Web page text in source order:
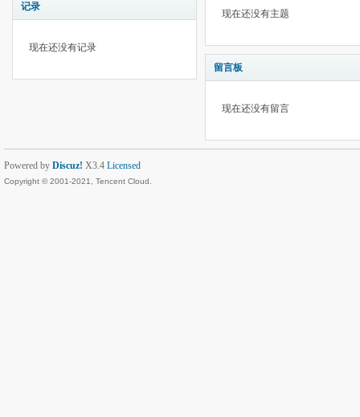
记录
现在还没有记录
现在还没有主题
留言板
现在还没有留言
Powered by Discuz! X3.4 Licensed
Copyright © 2001-2021, Tencent Cloud.